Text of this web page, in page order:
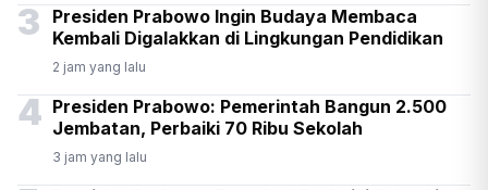
3
Presiden Prabowo Ingin Budaya Membaca
Kembali Digalakkan di Lingkungan Pendidikan
2 jam yang lalu
4 Presiden Prabowo: Pemerintah Bangun 2.500
Jembatan, Perbaiki 70 Ribu Sekolah
3 jam yang lalu